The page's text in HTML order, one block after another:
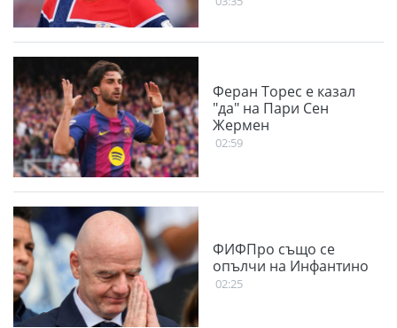
Феран Торес е казал
"да" на Пари Сен
Жермен
02:59
ФИФПро също се
опълчи на Инфантино
02:25